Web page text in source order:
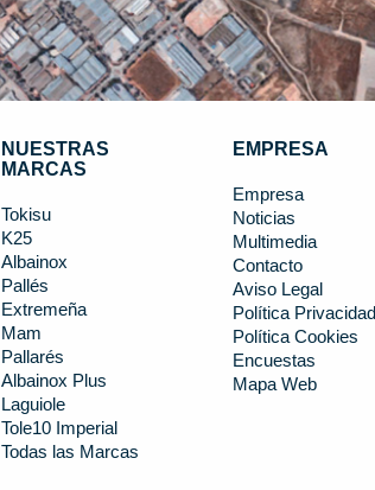
NUESTRAS
MARCAS
Tokisu
K25
Albainox
Pallés
Extremeña
Mam
Pallarés
Albainox Plus
Laguiole
Tole10 Imperial
Todas las Marcas
EMPRESA
Empresa
Noticias
Multimedia
Contacto
Aviso Legal
Política Privacidad
Política Cookies
Encuestas
Mapa Web